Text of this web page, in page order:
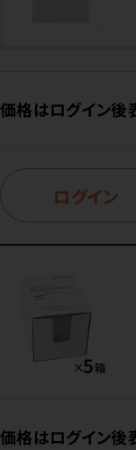
価格はログイン後
ログイン
価格はログイン後